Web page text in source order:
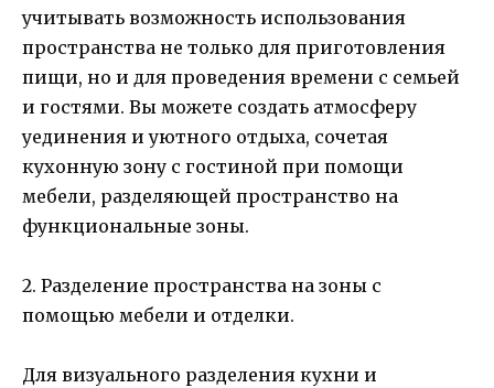
учитывать возможность использования
пространства не только для приготовления
пищи, но и для проведения времени с семьей
и гостями. Вы можете создать атмосферу
уединения и уютного отдыха, сочетая
кухонную зону с гостиной при помощи
мебели, разделяющей пространство на
функциональные зоны.
2. Разделение пространства на зоны с
помощью мебели и отделки.
Для визуального разделения кухни и